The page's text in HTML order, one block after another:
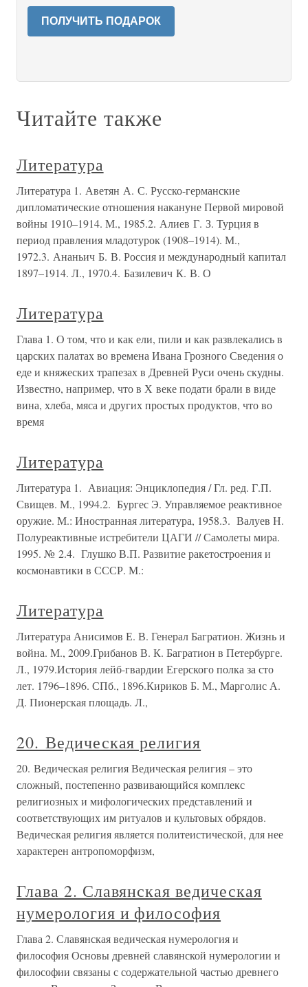
ПОЛУЧИТЬ ПОДАРОК
Читайте также
Литература
Литература 1. Аветян А. С. Русско-германские
дипломатические отношения накануне Первой мировой
войны 1910–1914. М., 1985.2. Алиев Г. З. Турция в
период правления младотурок (1908–1914). М.,
1972.3. Ананьич Б. В. Россия и международный капитал
1897–1914. Л., 1970.4. Базилевич К. В. О
Литература
Глава 1. О том, что и как ели, пили и как развлекались в
царских палатах во времена Ивана Грозного Сведения о
еде и княжеских трапезах в Древней Руси очень скудны.
Известно, например, что в Х веке подати брали в виде
вина, хлеба, мяса и других простых продуктов, что во
время
Литература
Литература 1. Авиация: Энциклопедия / Гл. ред. Г.П.
Свищев. М., 1994.2. Бургес Э. Управляемое реактивное
оружие. М.: Иностранная литература, 1958.3. Валуев Н.
Полуреактивные истребители ЦАГИ // Самолеты мира.
1995. № 2.4. Глушко В.П. Развитие ракетостроения и
космонавтики в СССР. М.:
Литература
Литература Анисимов Е. В. Генерал Багратион. Жизнь и
война. М., 2009.Грибанов В. К. Багратион в Петербурге.
Л., 1979.История лейб-гвардии Егерского полка за сто
лет. 1796–1896. СПб., 1896.Кириков Б. М., Марголис А.
Д. Пионерская площадь. Л.,
20. Ведическая религия
20. Ведическая религия Ведическая религия – это
сложный, постепенно развивающийся комплекс
религиозных и мифологических представлений и
соответствующих им ритуалов и культовых обрядов.
Ведическая религия является политеистической, для нее
характерен антропоморфизм,
Глава 2. Славянская ведическая
нумерология и философия
Глава 2. Славянская ведическая нумерология и
философия Основы древней славянской нумерологии и
философии связаны с содержательной частью древнего